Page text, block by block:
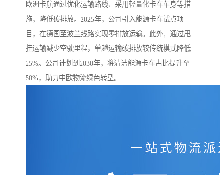
欧洲卡航通过优化运输路线、采用轻量化卡车车身等措
施，降低碳排放。2025年，公司引入能源卡车试点项
目，在德国至波兰线路实现零排放运输。此外，通过甩
挂运输减少空驶里程，单趟运输碳排放较传统模式降低
25%。公司计划到2030年，将清洁能源卡车占比提升至
50%，助力中欧物流绿色转型。